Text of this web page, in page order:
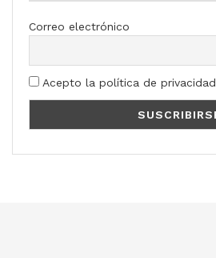
Correo electrónico
Acepto la política de privacidad